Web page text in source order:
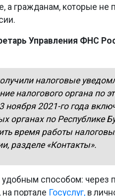
а гражданам, которые не
Управления ФНС
налоговые
налогового органа по
ноября 2021-го года
органах по Республике
время работы
разделе «Контакты».
способом: через
портале Госуслуг, в